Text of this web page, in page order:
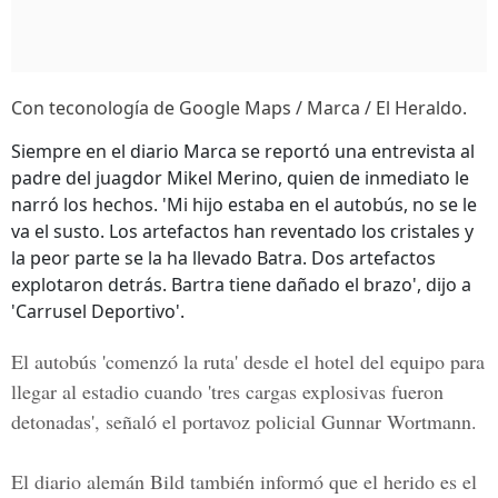
Con teconología de Google Maps / Marca / El Heraldo.
Siempre en el diario Marca se reportó una entrevista al
padre del juagdor Mikel Merino, quien de inmediato le
narró los hechos. 'Mi hijo estaba en el autobús, no se le
va el susto. Los artefactos han reventado los cristales y
la peor parte se la ha llevado Batra. Dos artefactos
explotaron detrás. Bartra tiene dañado el brazo', dijo a
'Carrusel Deportivo'.
El autobús 'comenzó la ruta' desde el hotel del equipo para
llegar al estadio cuando 'tres cargas explosivas fueron
detonadas', señaló el portavoz policial Gunnar Wortmann.
El diario alemán Bild también informó que el herido es el